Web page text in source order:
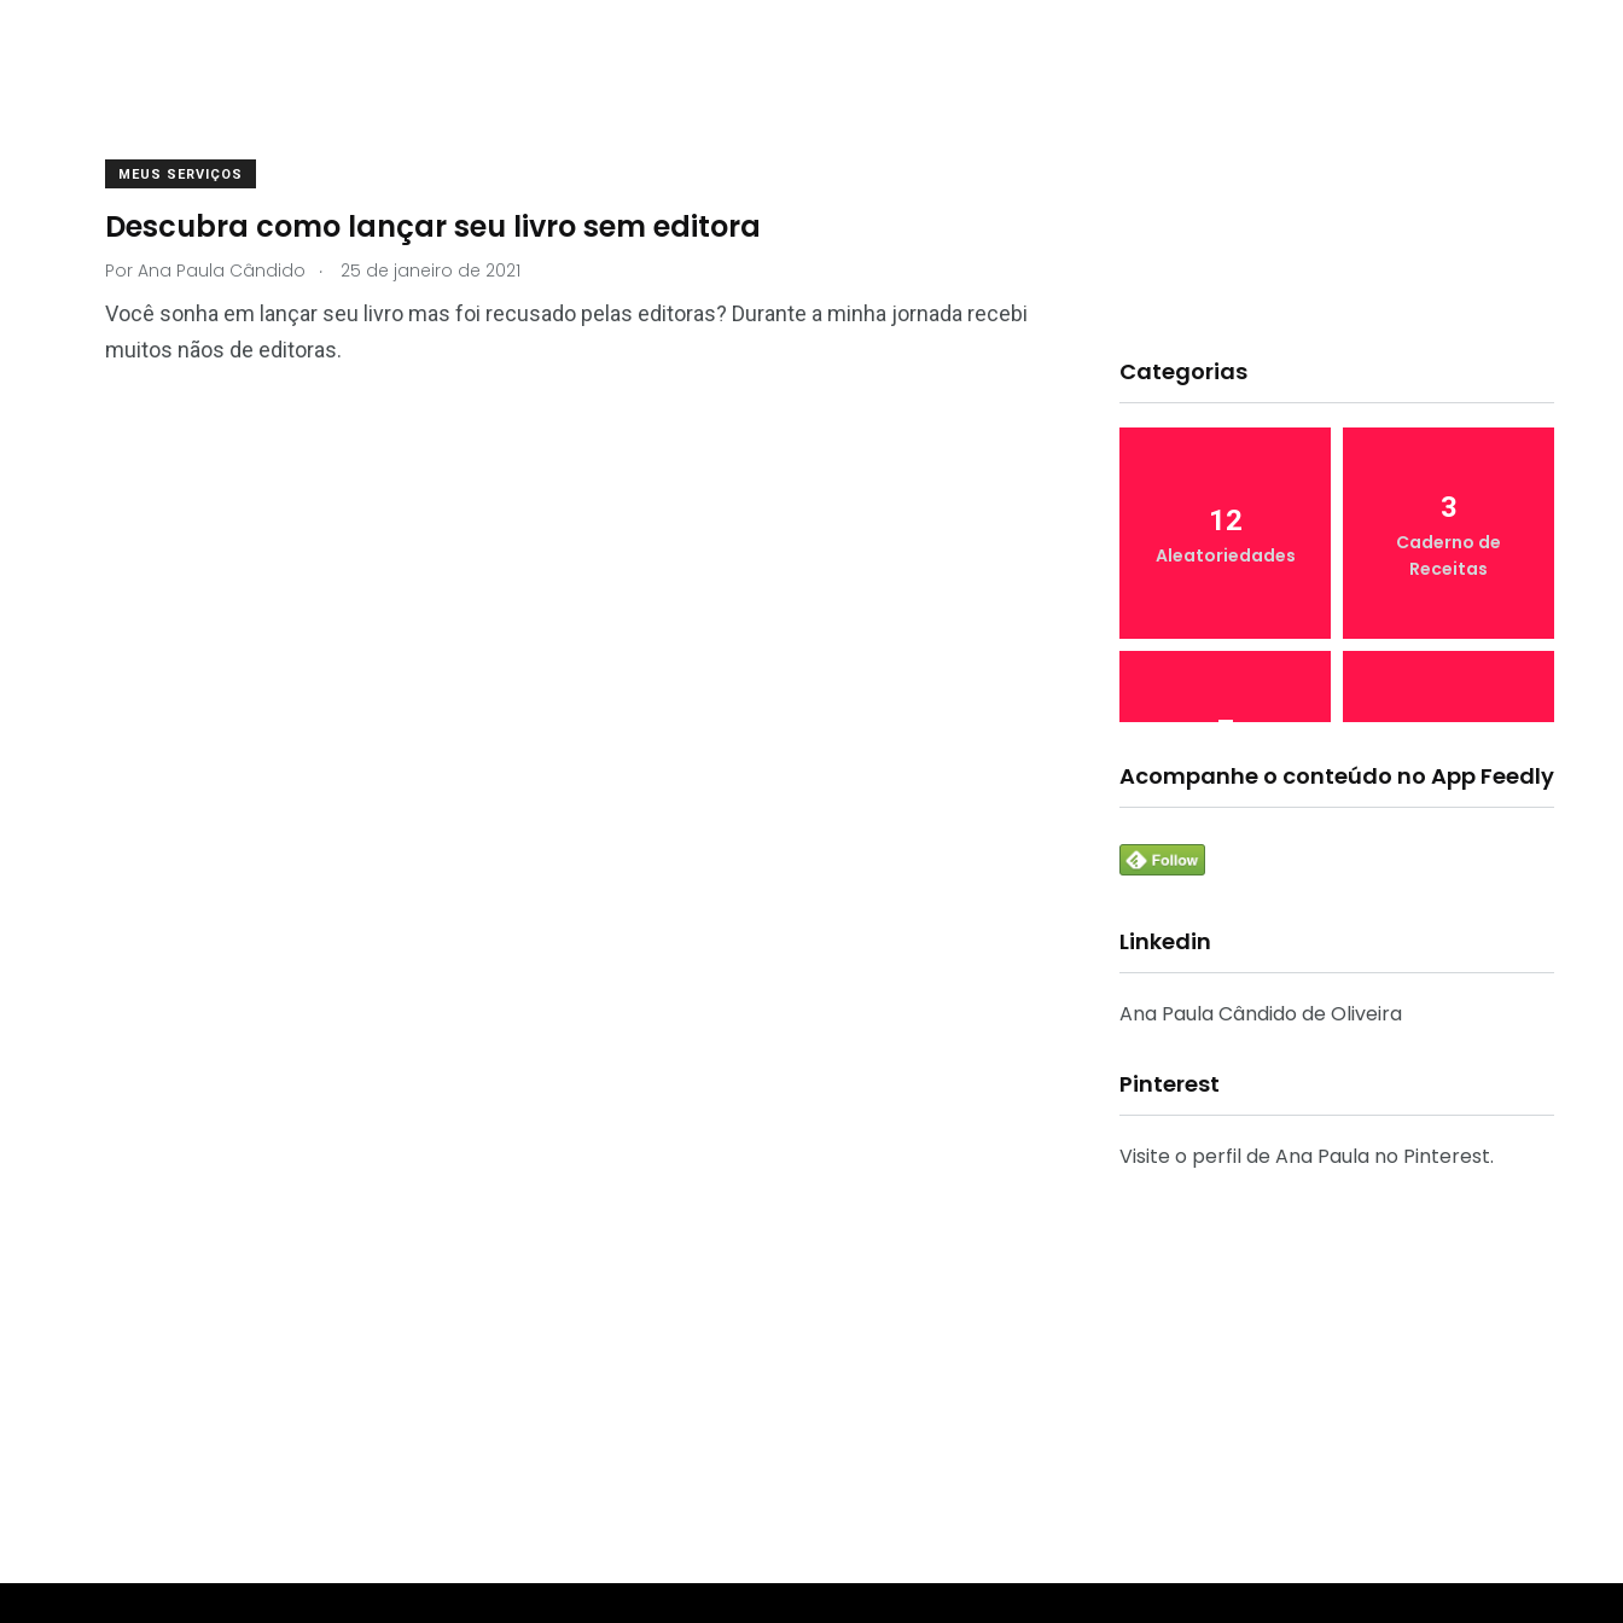
MEUS SERVIÇOS
Descubra como lançar seu livro sem editora
Por Ana Paula Cândido . 25 de janeiro de 2021
Você sonha em lançar seu livro mas foi recusado pelas editoras? Durante a minha jornada recebi
muitos nãos de editoras.
Categorias
12
Aleatoriedades
3
Caderno de
Receitas
7
Canal Conta
Comigo
Conta Comigo MEI
33
Reflexões
Acompanhe o conteúdo no App Feedly
Linkedin
Ana Paula Cândido de Oliveira
Pinterest
Visite o perfil de Ana Paula no Pinterest.